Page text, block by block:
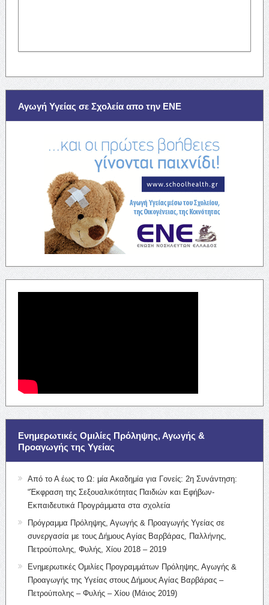
Αγωγή Υγείας σε Σχολεία απο την ΕΝΕ
Ενημερωτικές Ομιλίες Πρόληψης, Αγωγής &
Προαγωγής της Υγείας
Από το Α έως το Ω: μία Ακαδημία για Γονείς: 2η Συνάντηση:
“Έκφραση της Σεξουαλικότητας Παιδιών και Εφήβων-
Εκπαιδευτικά Προγράμματα στα σχολεία
Πρόγραμμα Πρόληψης, Αγωγής & Προαγωγής Υγείας σε
συνεργασία με τους Δήμους Αγίας Βαρβάρας, Παλλήνης,
Πετρούπολης, Φυλής, Χίου 2018 – 2019
Ενημερωτικές Ομιλίες Προγραμμάτων Πρόληψης, Αγωγής &
Προαγωγής της Υγείας στους Δήμους Αγίας Βαρβάρας –
Πετρούπολης – Φυλής – Χίου (Μάιος 2019)